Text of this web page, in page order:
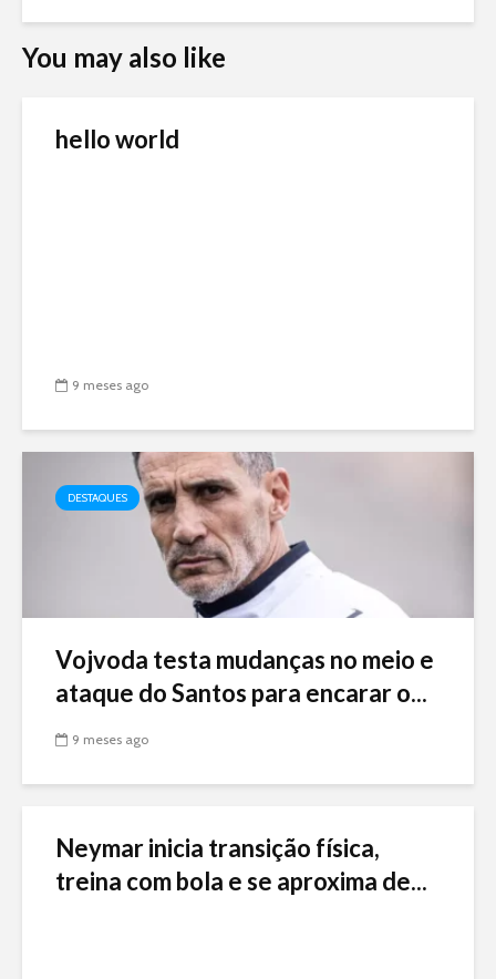
You may also like
hello world
9 meses ago
DESTAQUES
Vojvoda testa mudanças no meio e
ataque do Santos para encarar o...
9 meses ago
Neymar inicia transição física,
treina com bola e se aproxima de...